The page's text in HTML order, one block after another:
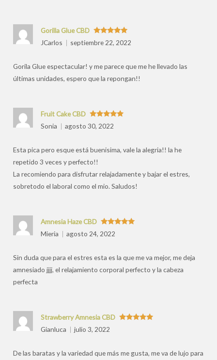
Valorado
con5de 5
Gorilla Glue CBD
JCarlos
septiembre 22, 2022
Gorila Glue espectacular! y me parece que me he llevado las
últimas unidades, espero que la repongan!!
Valorado
con5de 5
Fruit Cake CBD
Sonia
agosto 30, 2022
Esta pica pero esque está buenisima, vale la alegria!! la he
repetido 3 veces y perfecto!!
La recomiendo para disfrutar relajadamente y bajar el estres,
sobretodo el laboral como el mio. Saludos!
Valorado
con5
Amnesia Haze CBD
Mieria
agosto 24, 2022
Sin duda que para el estres esta es la que me va mejor, me deja
amnesiado jjjj, el relajamiento corporal perfecto y la cabeza
perfecta
Strawberry Amnesia CBD
Gianluca
julio 3, 2022
De las baratas y la variedad que más me gusta, me va de lujo para